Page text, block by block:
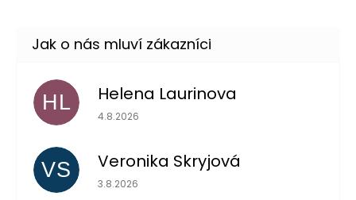
HL Helena Laurinova
Hodnocení obchodu je 5 z 5 hvězdiček.
4.8.2026
VS Veronika Skryjová
Hodnocení obchodu je 5 z 5 hvězdiček.
3.8.2026